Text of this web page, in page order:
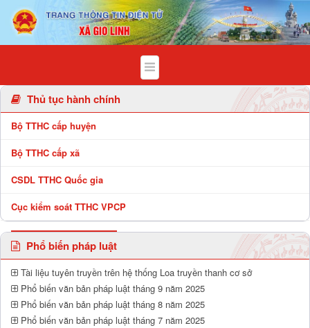
Chi tiết bài viết - Xã Gio Linh
Thủ tục hành chính
Bộ TTHC cấp huyện
Bộ TTHC cấp xã
CSDL TTHC Quốc gia
Cục kiểm soát TTHC VPCP
Phổ biến pháp luật
Tài liệu tuyên truyền trên hệ thống Loa truyền thanh cơ sở
Phổ biến văn bản pháp luật tháng 9 năm 2025
Phổ biến văn bản pháp luật tháng 8 năm 2025
Phổ biến văn bản pháp luật tháng 7 năm 2025